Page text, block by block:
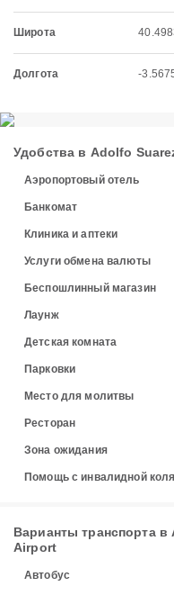
Широта
Долгота -
Удобства в Adolfo
Аэропортовый отель
Банкомат
Клиника и аптеки
Услуги обмена валюты
Беспошлинный магазин
Лаунж
Детская комната
Парковки
Место для молитвы
Ресторан
Зона ожидания
Помощь с инвалидной
Варианты транспорта в
Airport
Автобус